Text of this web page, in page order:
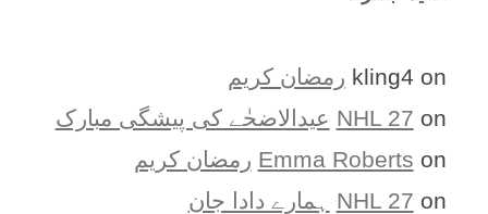
kling4 on
رمضان کریم
NHL 27 on
عیدالاضحٰے کی پیشگی مبارک
Emma Roberts on
رمضان کریم
NHL 27 on
ہمارے دادا جان